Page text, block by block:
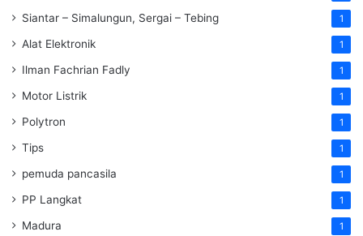
Siantar – Simalungun, Sergai – Tebing 1
Alat Elektronik 1
Ilman Fachrian Fadly 1
Motor Listrik 1
Polytron 1
Tips 1
pemuda pancasila 1
PP Langkat 1
Madura 1